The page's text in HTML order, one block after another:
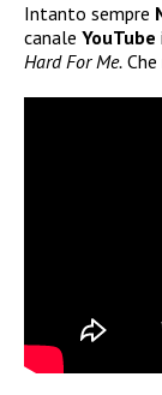
Intanto sempre
canale YouTube
Hard For Me.